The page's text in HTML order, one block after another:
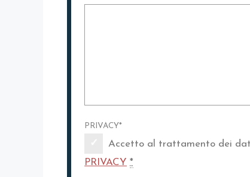
PRIVACY*
Accetto al trattamento dei
PRIVACY *